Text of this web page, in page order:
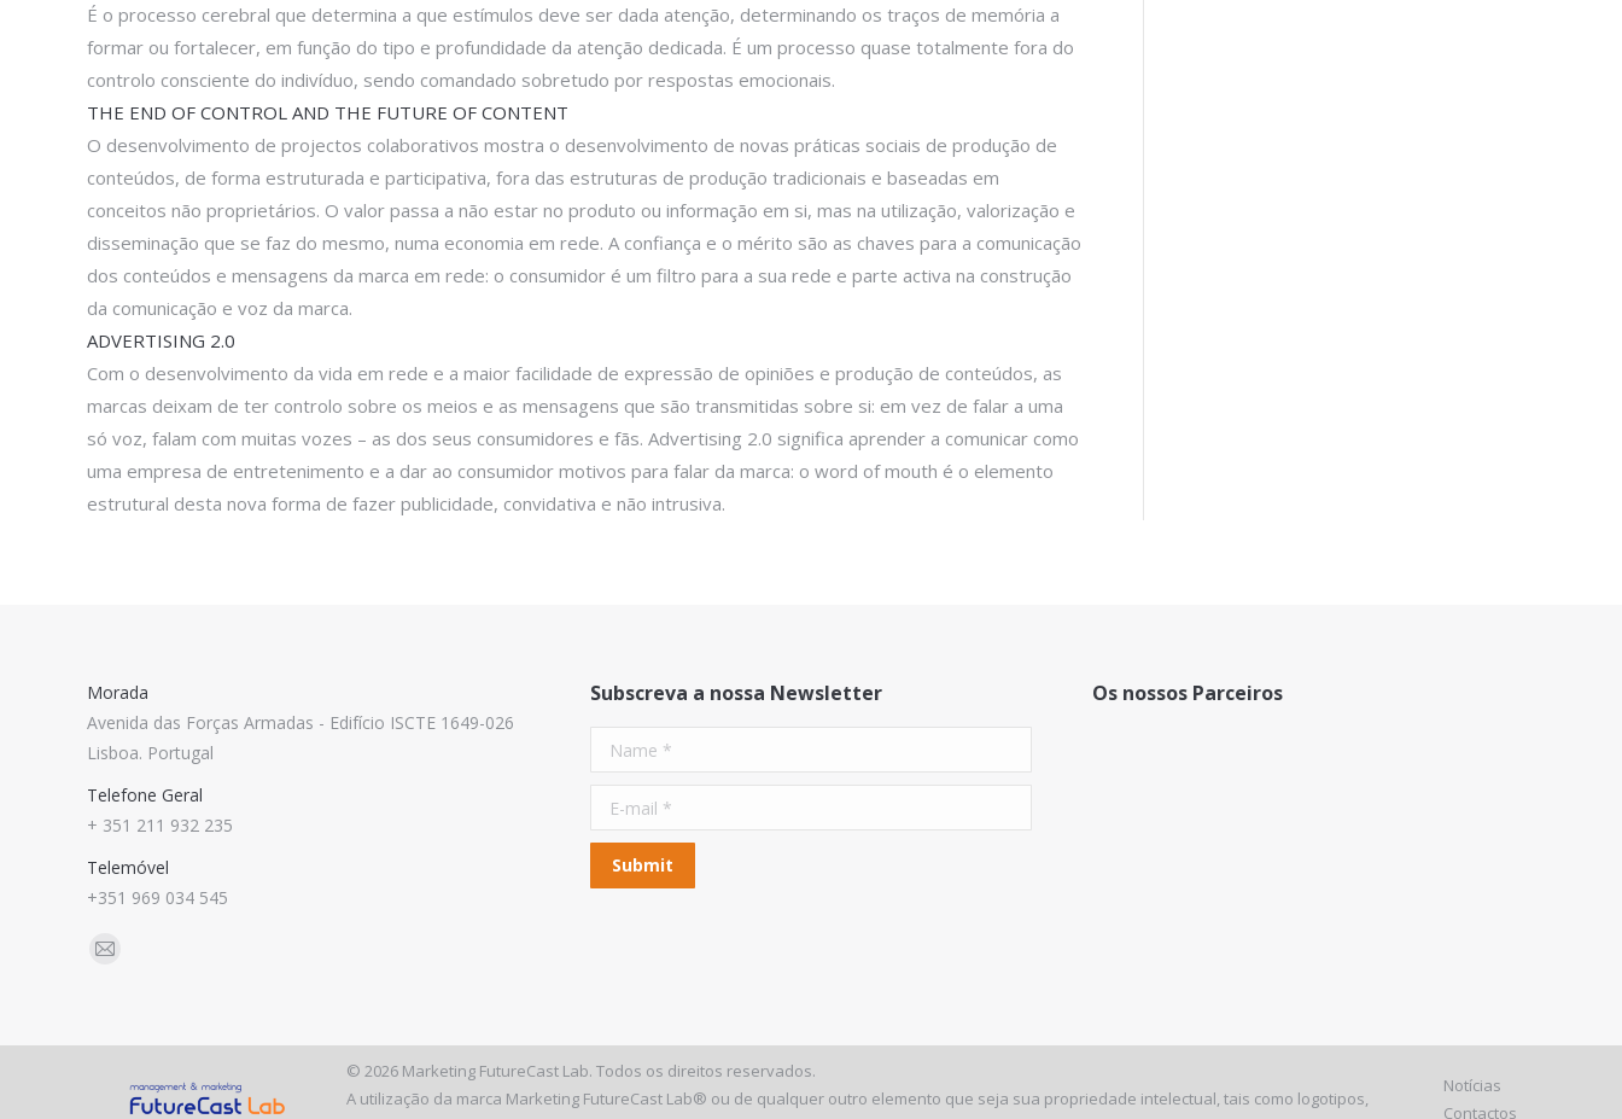
É o processo cerebral que determina a que estímulos deve ser dada atenção, determinando os traços de memória a
formar ou fortalecer, em função do tipo e profundidade da atenção dedicada. É um processo quase totalmente fora do
controlo consciente do indivíduo, sendo comandado sobretudo por respostas emocionais.
THE END OF CONTROL AND THE FUTURE OF CONTENT
O desenvolvimento de projectos colaborativos mostra o desenvolvimento de novas práticas sociais de produção de
conteúdos, de forma estruturada e participativa, fora das estruturas de produção tradicionais e baseadas em
conceitos não proprietários. O valor passa a não estar no produto ou informação em si, mas na utilização, valorização e
disseminação que se faz do mesmo, numa economia em rede. A confiança e o mérito são as chaves para a comunicação
dos conteúdos e mensagens da marca em rede: o consumidor é um filtro para a sua rede e parte activa na construção
da comunicação e voz da marca.
ADVERTISING 2.0
Com o desenvolvimento da vida em rede e a maior facilidade de expressão de opiniões e produção de conteúdos, as
marcas deixam de ter controlo sobre os meios e as mensagens que são transmitidas sobre si: em vez de falar a uma
só voz, falam com muitas vozes – as dos seus consumidores e fãs. Advertising 2.0 significa aprender a comunicar como
uma empresa de entretenimento e a dar ao consumidor motivos para falar da marca: o word of mouth é o elemento
estrutural desta nova forma de fazer publicidade, convidativa e não intrusiva.
Morada
Avenida das Forças Armadas - Edifício ISCTE 1649-026
Lisboa. Portugal
Telefone Geral
+ 351 211 932 235
Telemóvel
+351 969 034 545
Find us on:
Mail
Subscreva a nossa Newsletter
Name *
E-mail *
Submit
Os nossos Parceiros
© 2026 Marketing FutureCast Lab. Todos os direitos reservados.
A utilização da marca Marketing FutureCast Lab® ou de qualquer outro elemento que seja sua propriedade intelectual, tais como logotipos,
Notícias
Contactos